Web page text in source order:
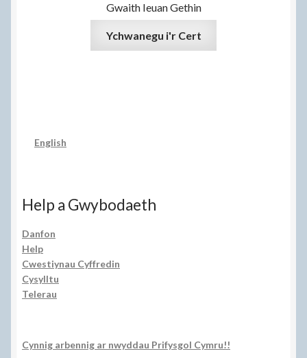
Gwaith Ieuan Gethin
Ychwanegu i'r Cert
English
Help a Gwybodaeth
Danfon
Help
Cwestiynau Cyffredin
Cysylltu
Telerau
Cynnig arbennig ar nwyddau Prifysgol Cymru!!